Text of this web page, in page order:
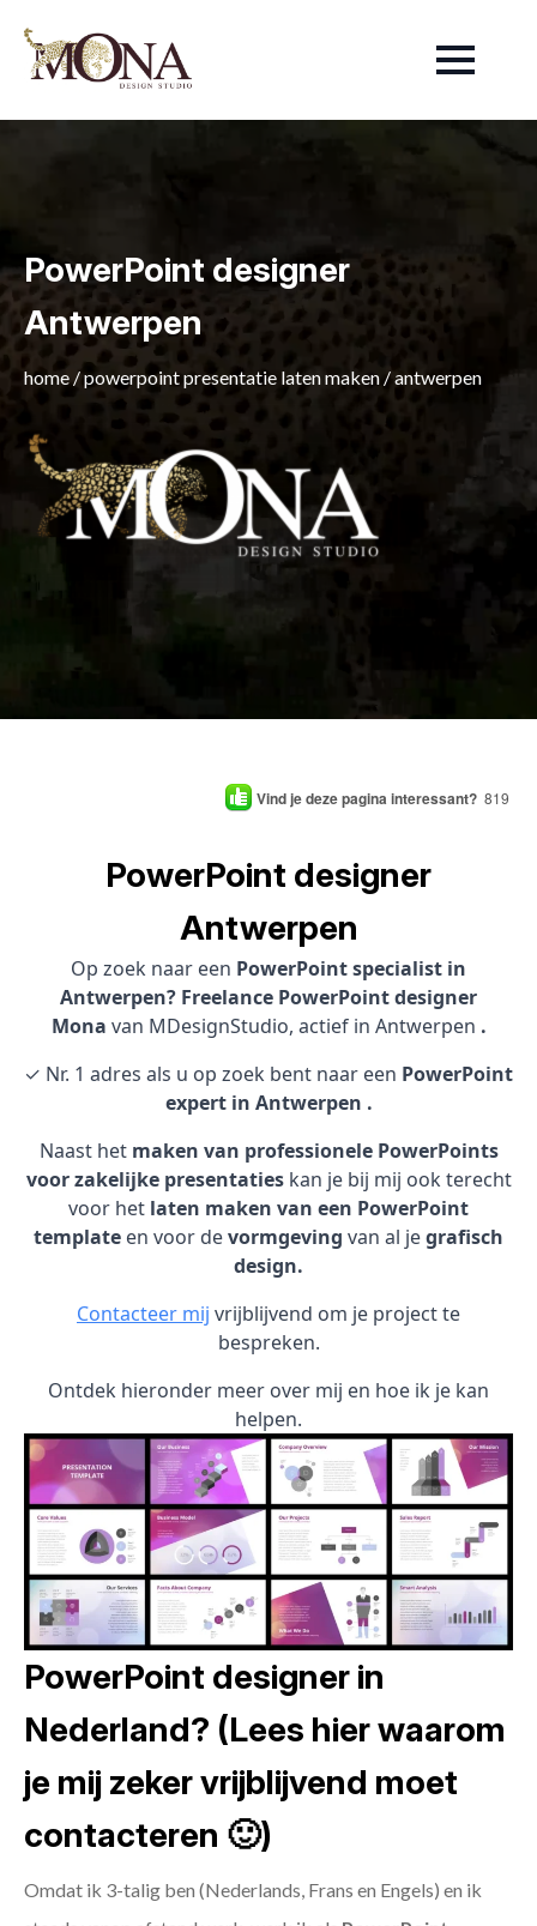
PowerPoint designer
Antwerpen
home /powerpoint presentatie laten maken /antwerpen
Vind je deze pagina interessant? 819
PowerPoint designer
Antwerpen
Op zoek naar een PowerPoint specialist in
Antwerpen? Freelance PowerPoint designer
Mona van MDesignStudio, actief in Antwerpen .
✓ Nr. 1 adres als u op zoek bent naar een PowerPoint
expert in Antwerpen .
Naast het maken van professionele PowerPoints
voor zakelijke presentatieskan je bij mij ook terecht
voor het laten maken van een PowerPoint
template en voor devormgeving van al jegrafisch
design.
Contacteer mij vrijblijvend om je project te
bespreken.
Ontdek hieronder meer over mij en hoe ik je kan
helpen.
PowerPoint designer in
Nederland? (Lees hier waarom
je mij zeker vrijblijvend moet
contacteren 🙂)
Omdat ik 3-talig ben (Nederlands, Frans en Engels) en ik